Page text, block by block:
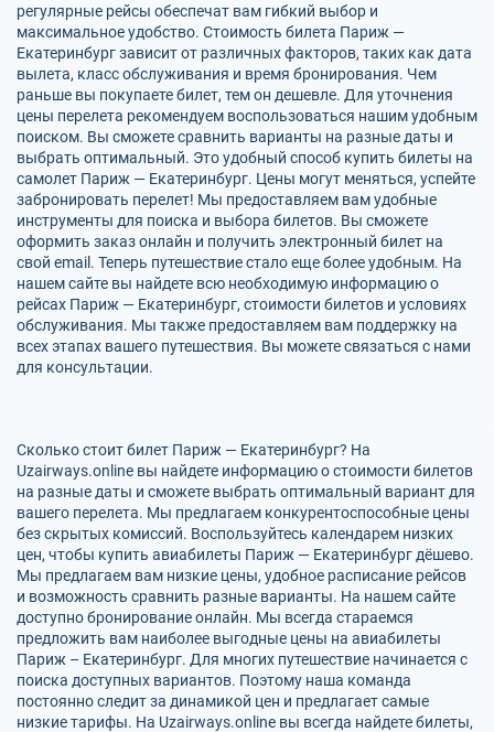
регулярные рейсы обеспечат вам гибкий выбор и
максимальное удобство. Стоимость билета Париж —
Екатеринбург зависит от различных факторов, таких как дата
вылета, класс обслуживания и время бронирования. Чем
раньше вы покупаете билет, тем он дешевле. Для уточнения
цены перелета рекомендуем воспользоваться нашим удобным
поиском. Вы сможете сравнить варианты на разные даты и
выбрать оптимальный. Это удобный способ купить билеты на
самолет Париж — Екатеринбург. Цены могут меняться, успейте
забронировать перелет! Мы предоставляем вам удобные
инструменты для поиска и выбора билетов. Вы сможете
оформить заказ онлайн и получить электронный билет на
свой email. Теперь путешествие стало еще более удобным. На
нашем сайте вы найдете всю необходимую информацию о
рейсах Париж — Екатеринбург, стоимости билетов и условиях
обслуживания. Мы также предоставляем вам поддержку на
всех этапах вашего путешествия. Вы можете связаться с нами
для консультации.
Сколько стоит билет Париж — Екатеринбург? На
Uzairways.online вы найдете информацию о стоимости билетов
на разные даты и сможете выбрать оптимальный вариант для
вашего перелета. Мы предлагаем конкурентоспособные цены
без скрытых комиссий. Воспользуйтесь календарем низких
цен, чтобы купить авиабилеты Париж — Екатеринбург дёшево.
Мы предлагаем вам низкие цены, удобное расписание рейсов
и возможность сравнить разные варианты. На нашем сайте
доступно бронирование онлайн. Мы всегда стараемся
предложить вам наиболее выгодные цены на авиабилеты
Париж – Екатеринбург. Для многих путешествие начинается с
поиска доступных вариантов. Поэтому наша команда
постоянно следит за динамикой цен и предлагает самые
низкие тарифы. На Uzairways.online вы всегда найдете билеты,